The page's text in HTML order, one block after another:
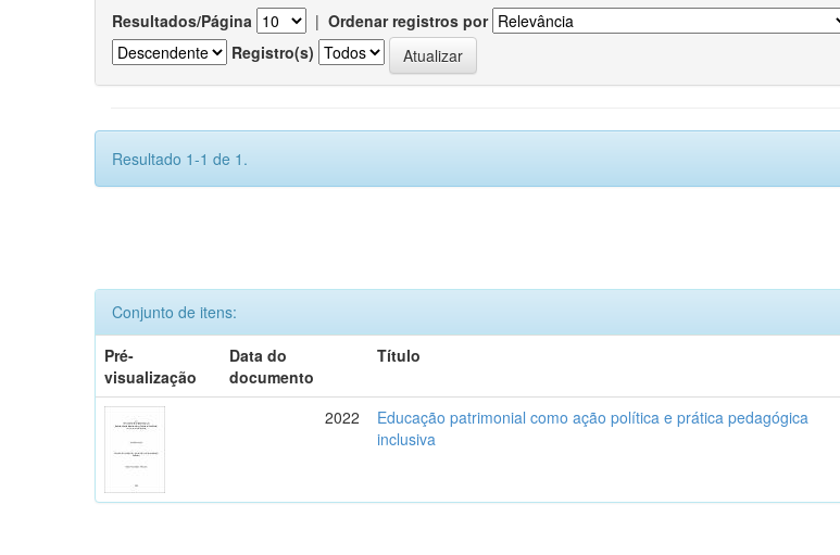
Resultados/Página | Ordenar registros por
Registro(s)
Resultado 1-1 de 1.
Conjunto de itens:
Pré-
visualização
Data do
documento
Título
2022
Educação patrimonial como ação política e prática pedagógica
inclusiva